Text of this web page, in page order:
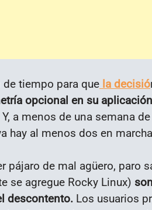
de tiempo para que la decisió
opcional en su
Y, a menos de una semana
hay al menos dos en
pájaro de mal agüero, paro
se agregue Rocky Linux)
descontento. Los usuarios